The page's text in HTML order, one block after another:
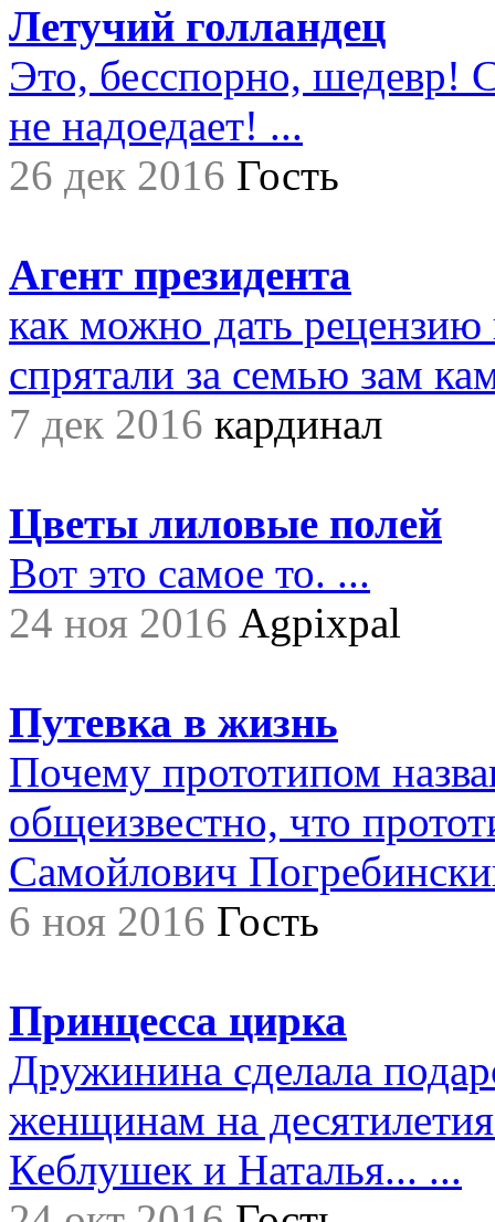
Летучий голландец
Это, бесспорно, шедевр!
не надоедает! ...
26 дек 2016 Гость
Агент президента
как можно дать
спрятали за семью зам
7 дек 2016 кардинал
Цветы лиловые полей
Вот это самое то. ...
24 ноя 2016 Agpixpal
Путевка в жизнь
Почему прототипом
общеизвестно, что
Самойлович
6 ноя 2016 Гость
Принцесса цирка
Дружинина сделала
женщинам на
Кеблушек и Наталья... ...